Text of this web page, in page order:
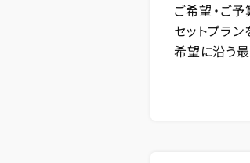
ご希望・ご
セットプラ
希望に沿う